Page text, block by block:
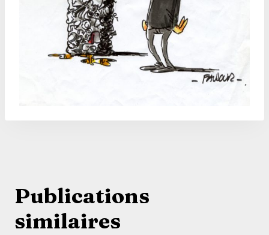
Publications
similaires